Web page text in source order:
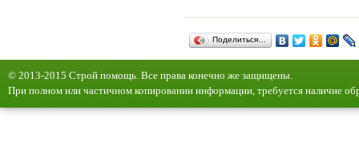
Поделиться…
© 2013-2015 Строй помощь. Все права конечно же защищены.
При полном или частичном копировании информации, требуется наличие